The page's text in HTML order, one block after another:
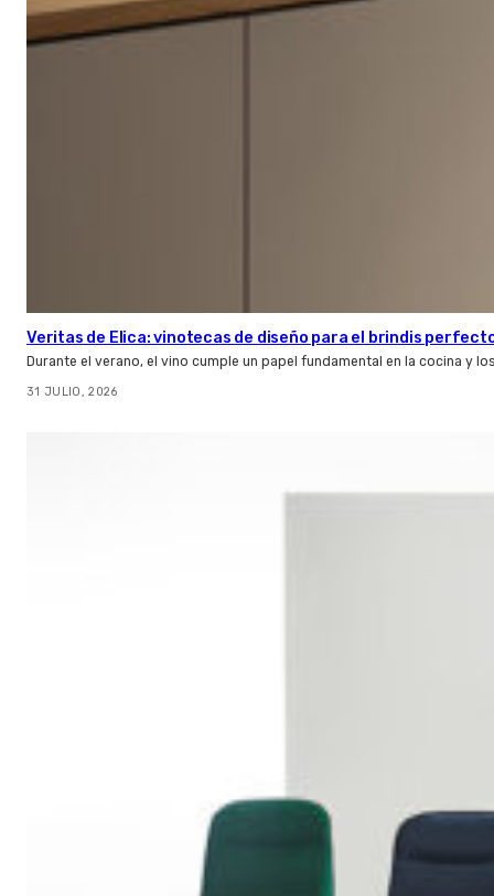
Veritas de Elica: vinotecas de diseño para el brindis
Durante el verano, el vino cumple un papel fundamental en la cocina y
31 JULIO, 2026